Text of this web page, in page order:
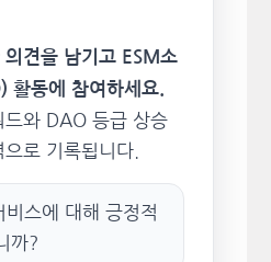
견을 남기고 ESM소
활동에 참여하세요.
드와 DAO 등급 상승
로 기록됩니다.
스에 대해 긍정적
까?